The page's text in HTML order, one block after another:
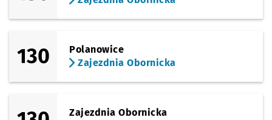
130
Polanowice
Zajezdnia Obornicka
Zajezdnia Obornicka